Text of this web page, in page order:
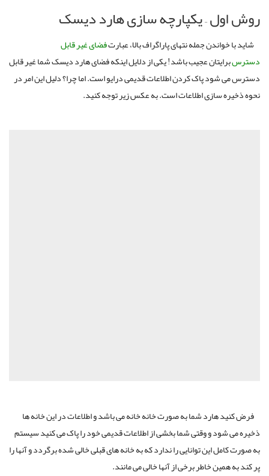
روش اول – یکپارچه سازی هارد دیسک
شاید با خواندن جمله نتهای پاراگراف بالا، عبارتفضای غیر قابل
دسترسبرایتان عجیب باشد! یکی از دلایل اینکه فضای هارد دیسک شما غیر قابل
دسترس می شود پاک کردن اطلاعات قدیمی درایو است. اما چرا؟ دلیل این امر در
نحوه ذخیره سازی اطلاعات است. به عکس زیر توجه کنید.
فرض کنید هارد شما به صورت خانه خانه می باشد و اطلاعات در این خانه ها
ذخیره می شود و وقتی شما بخشی از اطلاعات قدیمی خود را پاک می کنید سیستم
به صورت کامل این توانایی را ندارد که به خانه های قبلی خالی شده برگردد و آنها را
پر کند به همین خاطر برخی از آنها خالی می مانند.